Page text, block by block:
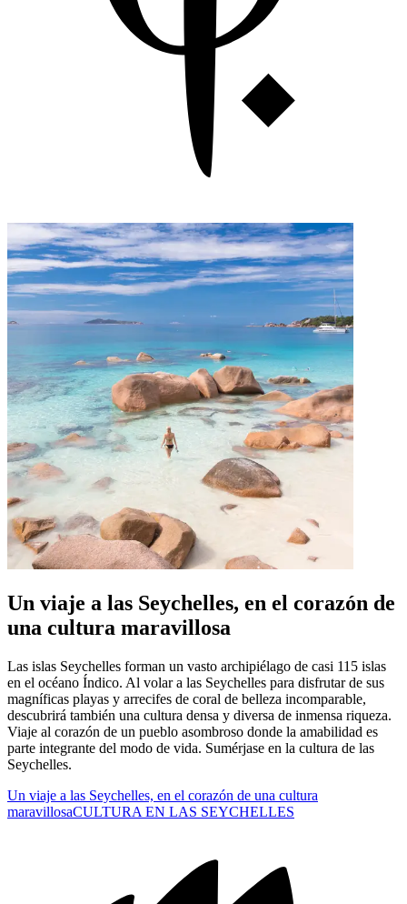
Un viaje a las Seychelles, en el corazón de
una cultura maravillosa
Las islas Seychelles forman un vasto archipiélago de casi 115 islas
en el océano Índico. Al volar a las Seychelles para disfrutar de sus
magníficas playas y arrecifes de coral de belleza incomparable,
descubrirá también una cultura densa y diversa de inmensa riqueza.
Viaje al corazón de un pueblo asombroso donde la amabilidad es
parte integrante del modo de vida. Sumérjase en la cultura de las
Seychelles.
Un viaje a las Seychelles, en el corazón de una cultura
maravillosaCULTURA EN LAS SEYCHELLES